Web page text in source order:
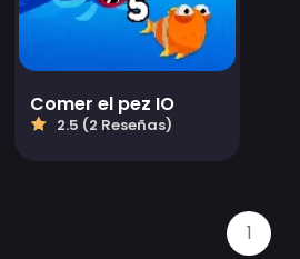
Comer el pez IO
2.5 (2 Reseñas)
1